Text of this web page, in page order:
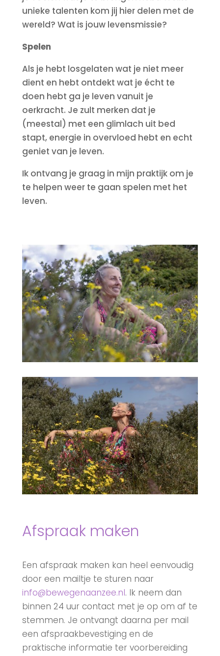
unieke talenten kom jij hier delen met de
wereld? Wat is jouw levensmissie?
Spelen
Als je hebt losgelaten wat je niet meer
dient en hebt ontdekt wat je écht te
doen hebt ga je leven vanuit je
oerkracht. Je zult merken dat je
(meestal) met een glimlach uit bed
stapt, energie in overvloed hebt en echt
geniet van je leven.
Ik ontvang je graag in mijn praktijk om je
te helpen weer te gaan spelen met het
leven.
Afspraak maken
Een afspraak maken kan heel eenvoudig
door een mailtje te sturen naar
info@bewegenaanzee.nl. Ik neem dan
binnen 24 uur contact met je op om af te
stemmen. Je ontvangt daarna per mail
een afspraakbevestiging en de
praktische informatie ter voorbereiding